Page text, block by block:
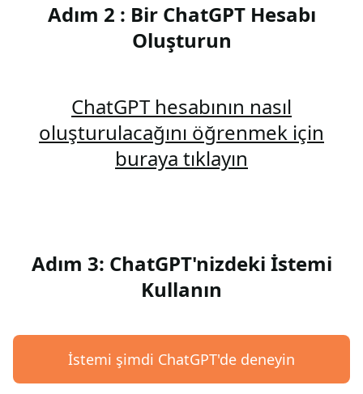
Adım 2 : Bir ChatGPT Hesabı
Oluşturun
ChatGPT hesabının nasıl
oluşturulacağını öğrenmek için
buraya tıklayın
Adım 3: ChatGPT'nizdeki İstemi
Kullanın
İstemi şimdi ChatGPT'de deneyin